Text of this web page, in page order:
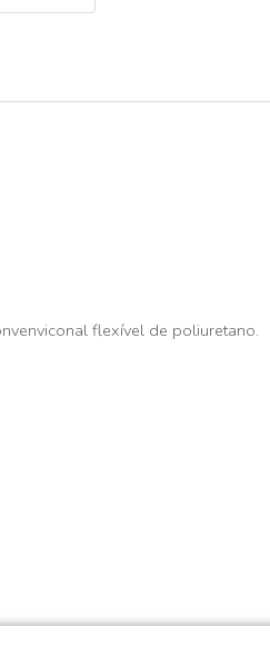
flexível de poliuretano.